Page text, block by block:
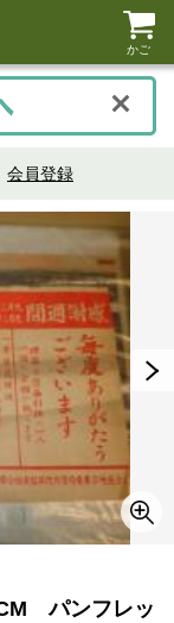
かご
会員登録
パンフレッ